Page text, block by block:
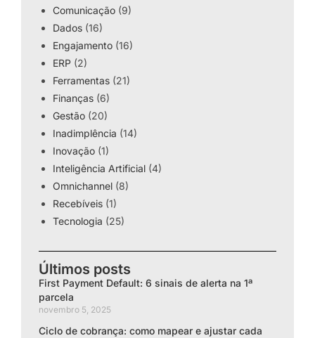
Comunicação (9)
Dados (16)
Engajamento (16)
ERP (2)
Ferramentas (21)
Finanças (6)
Gestão (20)
Inadimplência (14)
Inovação (1)
Inteligência Artificial (4)
Omnichannel (8)
Recebíveis (1)
Tecnologia (25)
Últimos posts
First Payment Default: 6 sinais de alerta na 1ª
parcela
novembro 5, 2025
Ciclo de cobrança: como mapear e ajustar cada